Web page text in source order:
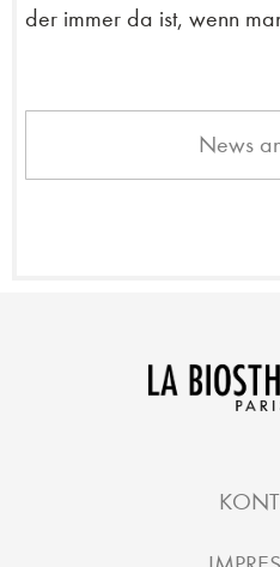
der immer da ist, wenn
News